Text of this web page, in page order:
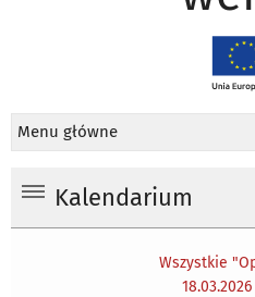
Menu główne
Kalendarium
Wszystkie